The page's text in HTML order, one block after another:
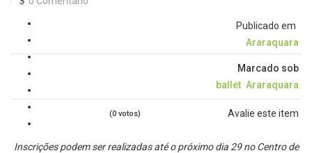
Publicado em
Araraquara
Marcado sob
ballet Araraquara
Avalie este item
(0 votos)
Inscrições podem ser realizadas até o próximo dia 29 no Centro de